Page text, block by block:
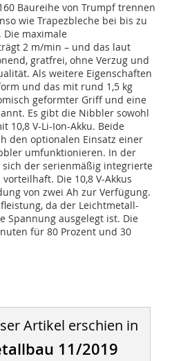
Baureihe von Trumpf trennen
wie Trapezbleche bei bis zu
Die maximale
2 m/min – und das laut
gratfrei, ohne Verzug und
Als weitere Eigenschaften
und das mit rund 1,5 kg
geformter Griff und eine
Es gibt die Nibbler sowohl
10,8 V-Li-Ion-Akku. Beide
den optionalen Einsatz einer
umfunktionieren. In der
sich der serienmäßig integrierte
Die 10,8 V-Akkus
von zwei Ah zur Verfügung.
da der Leichtmetall-
Spannung ausgelegt ist. Die
für 80 Prozent und 30
Artikel erschien in
11/2019